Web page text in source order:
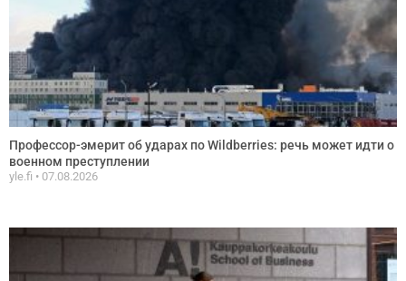
Профессор-эмерит об ударах по Wildberries: речь может идти о
военном преступлении
yle.fi 07.08.2026